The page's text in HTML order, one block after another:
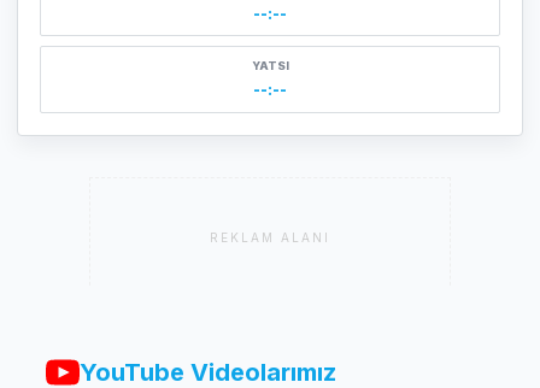
--:--
YATSI
--:--
REKLAM ALANI
YouTube Videolarımız